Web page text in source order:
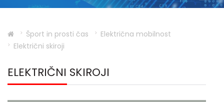
Šport in prosti čas
Električna mobilnost
Električni skiroji
ELEKTRIČNI SKIROJI